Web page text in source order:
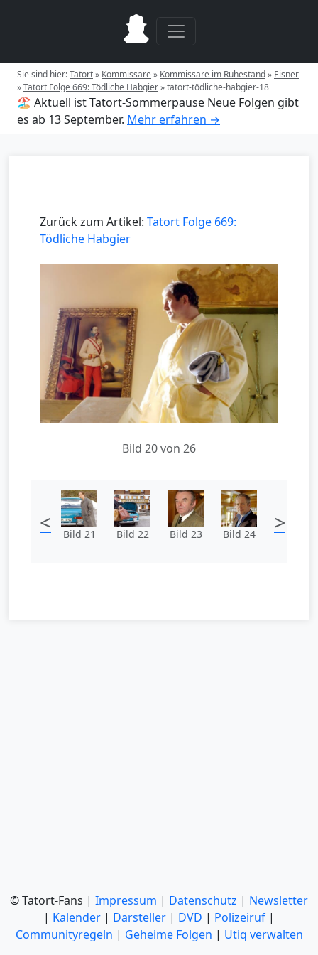
Sie sind hier:Tatort» Kommissare» Kommissare im Ruhestand» Eisner
»Tatort Folge 669: Tödliche Habgier»tatort-tödliche-habgier-18
🏖️ Aktuell ist Tatort-Sommerpause Neue Folgen gibt
es ab 13 September. Mehr erfahren →
Zurück zum Artikel: Tatort Folge 669:
Tödliche Habgier
Bild 20 von 26
< Bild 21 Bild 22 Bild 23 Bild 24 >
© Tatort-Fans | Impressum | Datenschutz | Newsletter
| Kalender | Darsteller | DVD | Polizeiruf |
Communityregeln | Geheime Folgen | Utiq verwalten